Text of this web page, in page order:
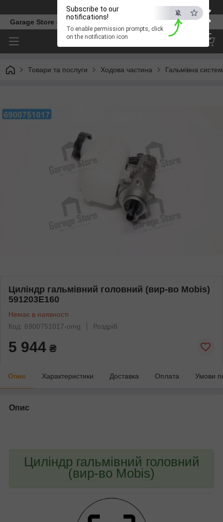
×
ESC
Subscribe to our
notifications!
To enable permission prompts, click
on the notification icon
Телефон
Garage Store – інтернет магазин автозапчастин.
Товари та послуги Ходова частина Гальмівна
Циліндр гальмівний головний (вир-во Mobis)
591203E160
Немає в наявності
Код: 6900751017-omg
Роздріб
5 944 ₴
Опис Характеристики Доставка Оплата Умови
Опис
Циліндр гальмівний головний
(вир-во Mobis)